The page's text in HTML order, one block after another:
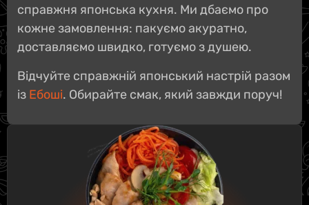
справжня японська кухня. Ми дбаємо про
кожне замовлення: пакуємо акуратно,
доставляємо швидко, готуємо з душею.
Відчуйте справжній японський настрій разом
із Ебоші. Обирайте смак, який завжди поруч!